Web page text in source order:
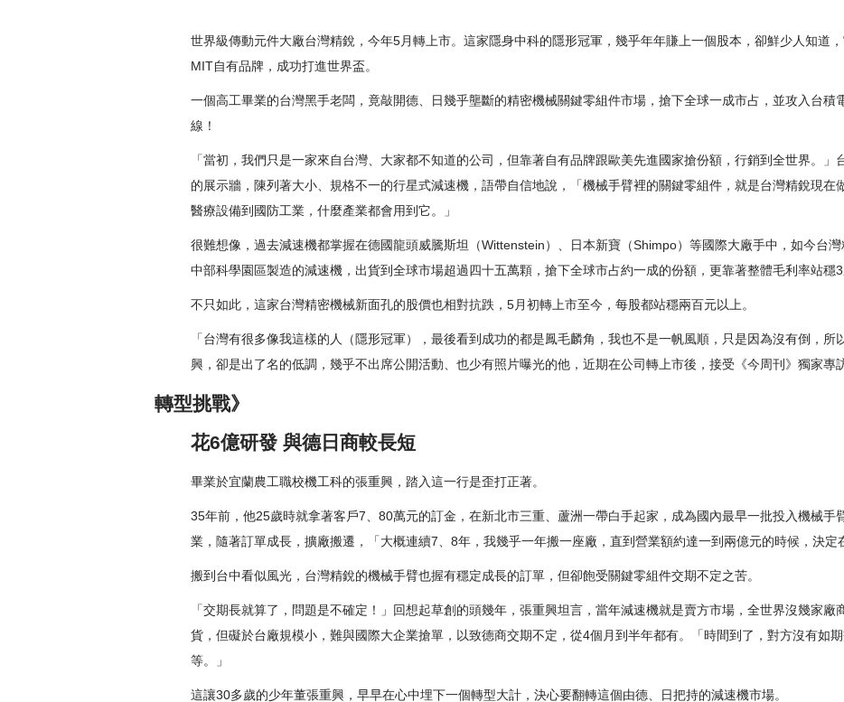
世界級傳動元件大廠台灣精銳，今年5月轉上市。這家隱身中科的隱形冠軍，幾乎年年賺上一個股本，卻鮮少人知道
MIT自有品牌，成功打進世界盃。
一個高工畢業的台灣黑手老闆，竟敲開德、日幾乎壟斷的精密機械關鍵零組件市場，搶下全球一成市占，並攻入台積
線！
「當初，我們只是一家來自台灣、大家都不知道的公司，但靠著自有品牌跟歐美先進國家搶份額，行銷到全世界。
的展示牆，陳列著大小、規格不一的行星式減速機，語帶自信地說，「機械手臂裡的關鍵零組件，就是台灣精銳現在
醫療設備到國防工業，什麼產業都會用到它。」
很難想像，過去減速機都掌握在德國龍頭威騰斯坦（Wittenstein）、日本新寶（Shimpo）等國際大廠手中，如今台
中部科學園區製造的減速機，出貨到全球市場超過四十五萬顆，搶下全球市占約一成的份額，更靠著整體毛利率站穩
不只如此，這家台灣精密機械新面孔的股價也相對抗跌，5月初轉上市至今，每股都站穩兩百元以上。
「台灣有很多像我這樣的人（隱形冠軍），最後看到成功的都是鳳毛麟角，我也不是一帆風順，只是因為沒有倒，
興，卻是出了名的低調，幾乎不出席公開活動、也少有照片曝光的他，近期在公司轉上市後，接受《今周刊》獨家專訪
轉型挑戰》
花6億研發 與德日商較長短
畢業於宜蘭農工職校機工科的張重興，踏入這一行是歪打正著。
35年前，他25歲時就拿著客戶7、80萬元的訂金，在新北市三重、蘆洲一帶白手起家，成為國內最早一批投入機械手
業，隨著訂單成長，擴廠搬遷，「大概連續7、8年，我幾乎一年搬一座廠，直到營業額約達一到兩億元的時候，決定
搬到台中看似風光，台灣精銳的機械手臂也握有穩定成長的訂單，但卻飽受關鍵零組件交期不定之苦。
「交期長就算了，問題是不確定！」回想起草創的頭幾年，張重興坦言，當年減速機就是賣方市場，全世界沒幾家
貨，但礙於台廠規模小，難與國際大企業搶單，以致德商交期不定，從4個月到半年都有。「時間到了，對方沒有如
等。」
這讓30多歲的少年董張重興，早早在心中埋下一個轉型大計，決心要翻轉這個由德、日把持的減速機市場。